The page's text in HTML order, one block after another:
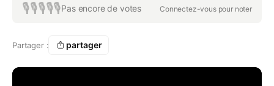
🎙️🎙️🎙️🎙️🎙️Pas encore de votes Connectez-vous pour noter
Partager : partager